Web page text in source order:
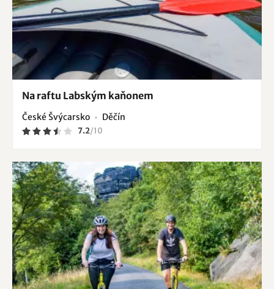
Na raftu Labským kaňonem
České Švýcarsko Děčín
7.2/10